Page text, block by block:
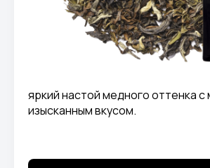
яркий настой медного оттенка с
изысканным вкусом.